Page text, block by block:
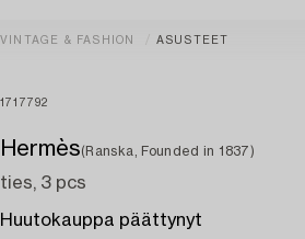
VINTAGE & FASHION ASUSTEET
1717792
Hermès(Ranska, Founded in 1837)
ties, 3 pcs
Huutokauppa päättynyt